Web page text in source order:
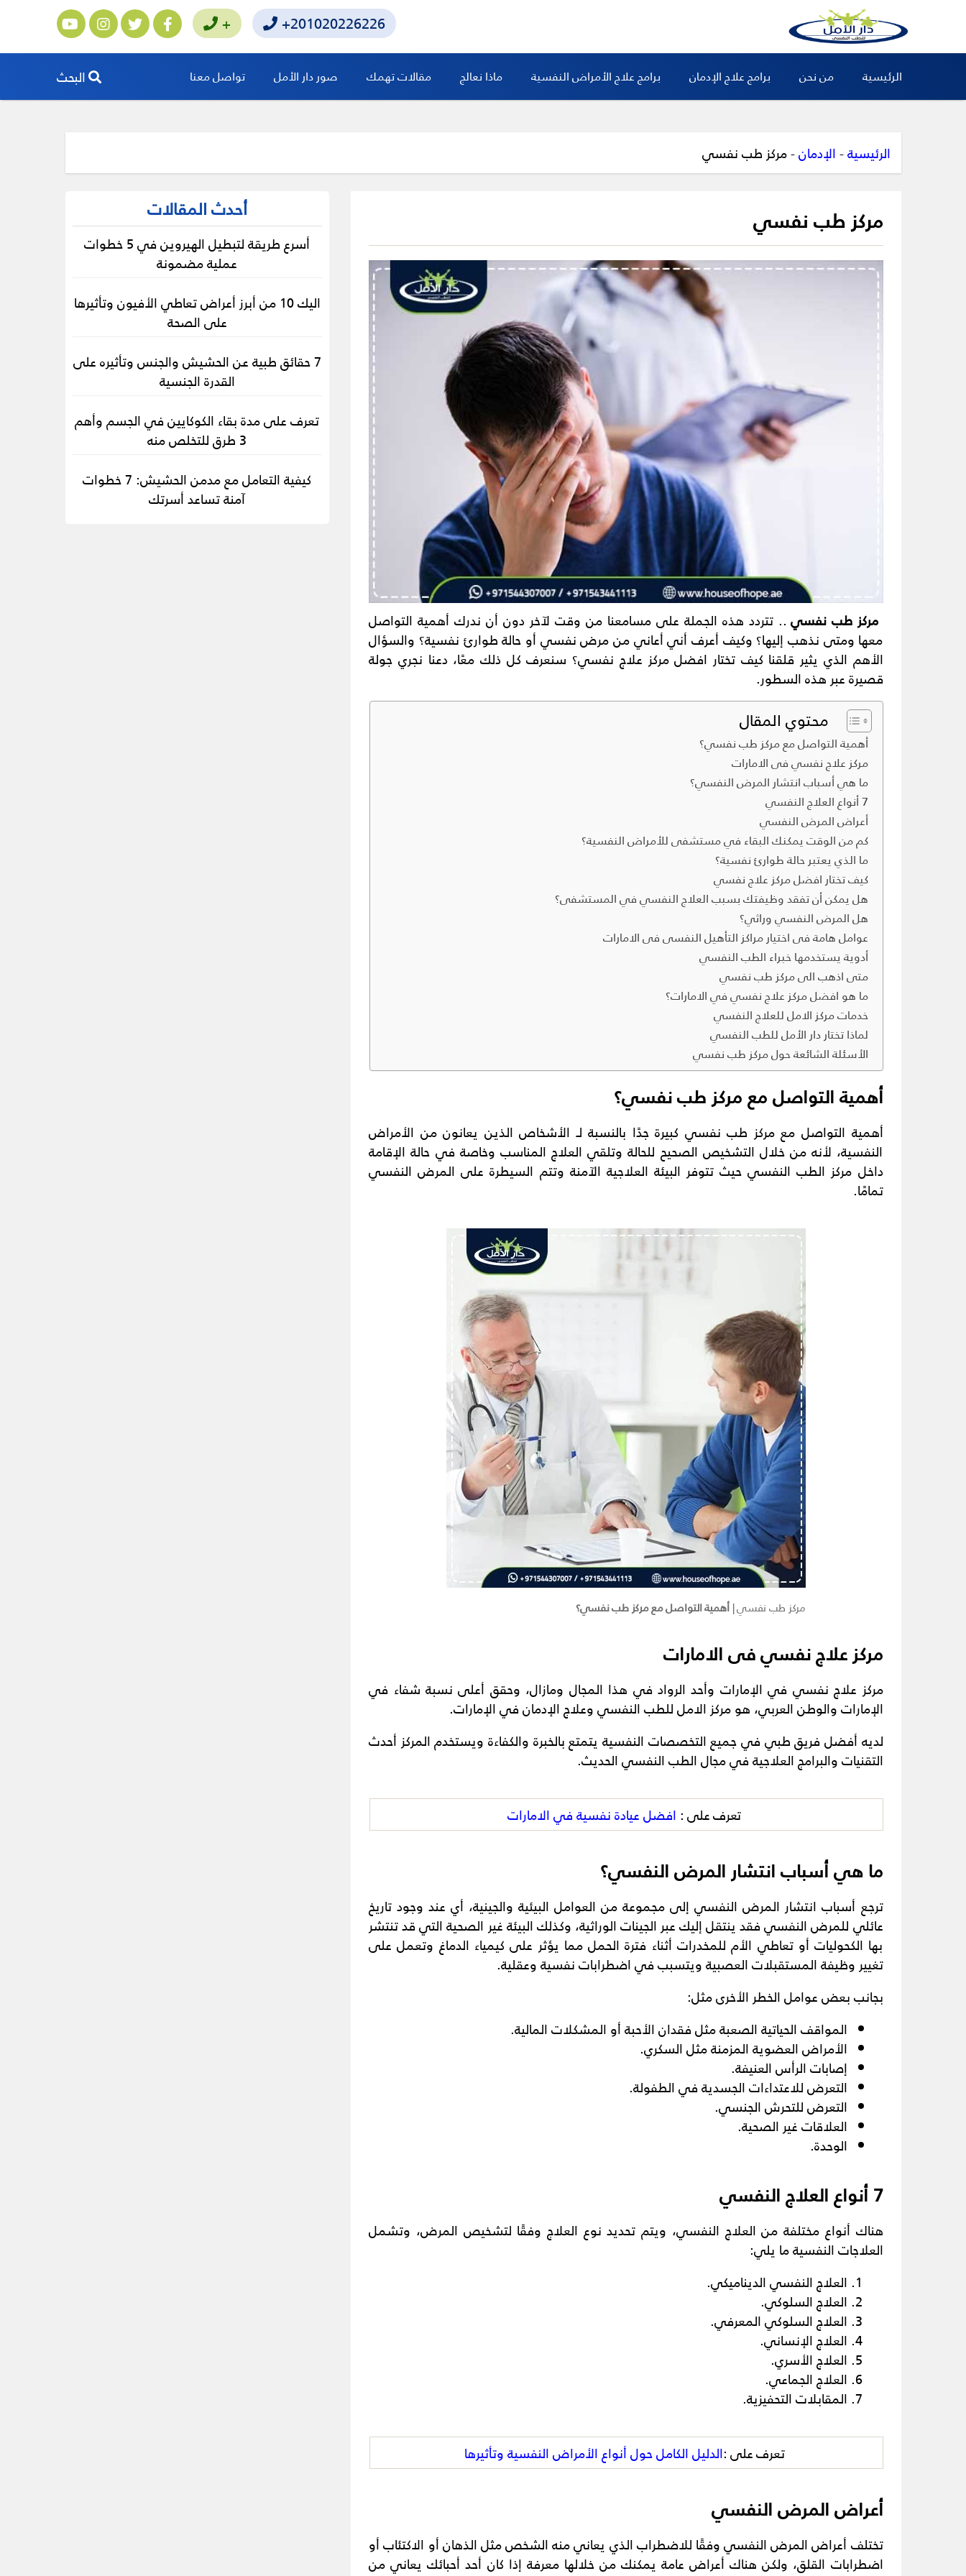
+201020226226
+
الرئيسية من نحن برامج علاج الإدمان برامج علاج الأمراض النفسية ماذا نعالج مقالات تهمك صور دار الأمل تواصل معنا البحث
الرئيسية-الإدمان-مركز طب نفسي
مركز طب نفسي
مركز طب نفسي .. تتردد هذه الجملة على مسامعنا من وقت لآخر دون أن ندرك أهمية التواصل
معها ومتى نذهب إليها؟ وكيف أعرف أني أعاني من مرض نفسي أو حالة طوارئ نفسية؟ والسؤال
الأهم الذي يثير قلقنا كيف تختار افضل مركز علاج نفسي؟ سنعرف كل ذلك معًا، دعنا نجري جولة
قصيرة عبر هذه السطور.
محتوي المقال
أهمية التواصل مع مركز طب نفسي؟
مركز علاج نفسي فى الامارات
ما هي أسباب انتشار المرض النفسي؟
7 أنواع العلاج النفسي
أعراض المرض النفسي
كم من الوقت يمكنك البقاء في مستشفى للأمراض النفسية؟
ما الذي يعتبر حالة طوارئ نفسية؟
كيف تختار افضل مركز علاج نفسي
هل يمكن أن تفقد وظيفتك بسبب العلاج النفسي في المستشفى؟
هل المرض النفسي وراثي؟
عوامل هامة فى اختيار مراكز التأهيل النفسى فى الامارات
أدوية يستخدمها خبراء الطب النفسي
متى اذهب الى مركز طب نفسي
ما هو افضل مركز علاج نفسي في الامارات؟
خدمات مركز الامل للعلاج النفسي
لماذا تختار دار الأمل للطب النفسي
الأسئلة الشائعة حول مركز طب نفسي
أهمية التواصل مع مركز طب نفسي؟
أهمية التواصل مع مركز طب نفسي كبيرة جدًا بالنسبة لـ الأشخاص الذين يعانون من الأمراض
النفسية، لأنه من خلال التشخيص الصحيح للحالة وتلقي العلاج المناسب وخاصة في حالة الإقامة
داخل مركز الطب النفسي حيث تتوفر البيئة العلاجية الآمنة وتتم السيطرة على المرض النفسي
تمامًا.
مركز طب نفسي |أهمية التواصل مع مركز طب نفسي؟
مركز علاج نفسي فى الامارات
مركز علاج نفسي في الإمارات وأحد الرواد في هذا المجال ومازال، وحقق أعلى نسبة شفاء في
الإمارات والوطن العربي، هو مركز الامل للطب النفسي وعلاج الإدمان في الإمارات.
لديه أفضل فريق طبي في جميع التخصصات النفسية يتمتع بالخبرة والكفاءة ويستخدم المركز أحدث
التقنيات والبرامج العلاجية في مجال الطب النفسي الحديث.
تعرف على : افضل عيادة نفسية في الامارات
ما هي أسباب انتشار المرض النفسي؟
ترجع أسباب انتشار المرض النفسي إلى مجموعة من العوامل البيئية والجينية، أي عند وجود تاريخ
عائلي للمرض النفسي فقد ينتقل إليك عبر الجينات الوراثية، وكذلك البيئة غير الصحية التي قد تنتشر
بها الكحوليات أو تعاطي الأم للمخدرات أثناء فترة الحمل مما يؤثر على كيمياء الدماغ وتعمل على
تغيير وظيفة المستقبلات العصبية ويتسبب في اضطرابات نفسية وعقلية.
بجانب بعض عوامل الخطر الأخرى مثل:
المواقف الحياتية الصعبة مثل فقدان الأحبة أو المشكلات المالية.
الأمراض العضوية المزمنة مثل السكري.
إصابات الرأس العنيفة.
التعرض للاعتداءات الجسدية في الطفولة.
التعرض للتحرش الجنسي.
العلاقات غير الصحية.
الوحدة.
7 أنواع العلاج النفسي
هناك أنواع مختلفة من العلاج النفسي، ويتم تحديد نوع العلاج وفقًا لتشخيص المرض، وتشمل
العلاجات النفسية ما يلي:
العلاج النفسي الديناميكي.
العلاج السلوكي.
العلاج السلوكي المعرفي.
العلاج الإنساني.
العلاج الأسري.
العلاج الجماعي.
المقابلات التحفيزية.
تعرف على :الدليل الكامل حول أنواع الأمراض النفسية وتأثيرها
أعراض المرض النفسي
تختلف أعراض المرض النفسي وفقًا للاضطراب الذي يعاني منه الشخص مثل الذهان أو الاكتئاب أو
اضطرابات القلق، ولكن هناك أعراض عامة يمكنك من خلالها معرفة إذا كان أحد أحبائك يعاني من
أحدث المقالات
أسرع طريقة لتبطيل الهيروين في 5 خطوات
عملية مضمونة
اليك 10 من أبرز أعراض تعاطي الأفيون وتأثيرها
على الصحة
7 حقائق طبية عن الحشيش والجنس وتأثيره على
القدرة الجنسية
تعرف على مدة بقاء الكوكايين في الجسم وأهم
3 طرق للتخلص منه
كيفية التعامل مع مدمن الحشيش: 7 خطوات
آمنة تساعد أسرتك